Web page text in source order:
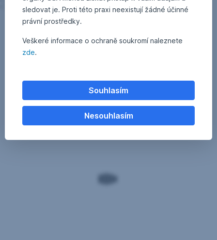
sledovat je. Proti této praxi neexistují žádné účinné
právní prostředky.
Veškeré informace o ochraně soukromí naleznete
zde.
Souhlasím
Nesouhlasím